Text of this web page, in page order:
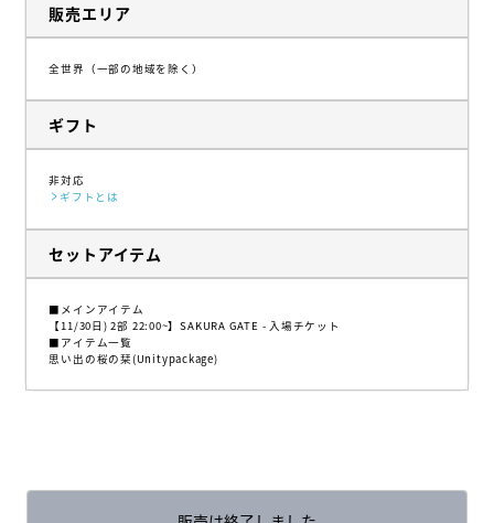
販売エリア
全世界（一部の地域を除く）
ギフト
非対応
ギフトとは
セットアイテム
■メインアイテム
【11/30日) 2部 22:00~】SAKURA GATE - 入場チケット
■アイテム一覧
思い出の桜の栞(Unitypackage)